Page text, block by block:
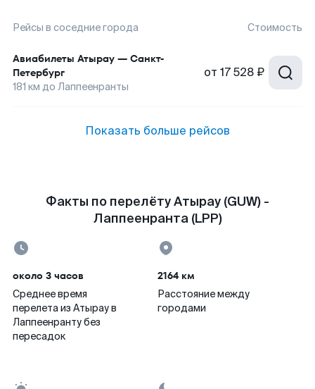
Рейсы в соседние города Стоимость
Авиабилеты Атырау — Санкт-
Петербург
181 км до Лаппеенранты
от 17 528 ₽
Показать больше рейсов
Факты по перелёту Атырау (GUW) -
Лаппеенранта (LPP)
около 3 часов
Среднее время
перелета из Атырау в
Лаппеенранту без
пересадок
2164 км
Расстояние между
городами